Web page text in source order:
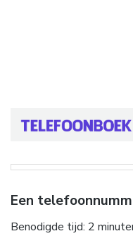
Een
Benodigde tijd: 2